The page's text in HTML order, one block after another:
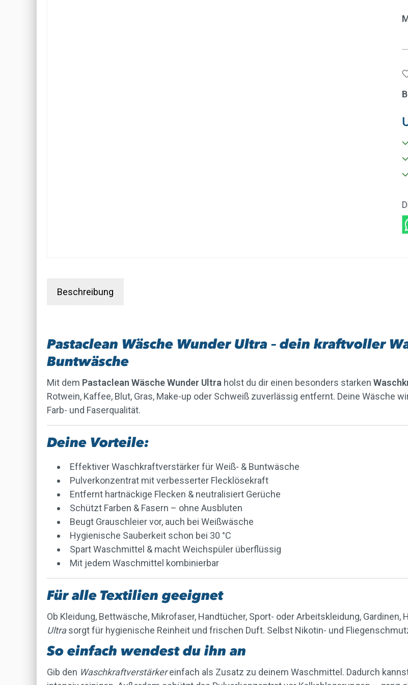
Beschreibung
Pastaclean Wäsche Wunder Ultra – dein kraftvoller
Buntwäsche
Mit dem Pastaclean Wäsche Wunder Ultra holst du dir einen besonders starken
Rotwein, Kaffee, Blut, Gras, Make-up oder Schweiß zuverlässig entfernt. Deine Wäsche
Farb- und Faserqualität.
Deine Vorteile:
Effektiver Waschkraftverstärker für Weiß- & Buntwäsche
Pulverkonzentrat mit verbesserter Flecklösekraft
Entfernt hartnäckige Flecken & neutralisiert Gerüche
Schützt Farben & Fasern – ohne Ausbluten
Beugt Grauschleier vor, auch bei Weißwäsche
Hygienische Sauberkeit schon bei 30 °C
Spart Waschmittel & macht Weichspüler überflüssig
Mit jedem Waschmittel kombinierbar
Für alle Textilien geeignet
Ob Kleidung, Bettwäsche, Mikrofaser, Handtücher, Sport- oder Arbeitskleidung,
Ultrasorgt für hygienische Reinheit und frischen Duft. Selbst Nikotin- und
So einfach wendest du ihn an
Gib den Waschkraftverstärkereinfach als Zusatz zu deinem Waschmittel. Dadurch